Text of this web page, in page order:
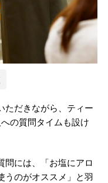
ただきながら、ティー
の質問タイムも設け
問には、「お塩にアロ
うのがオススメ」と羽